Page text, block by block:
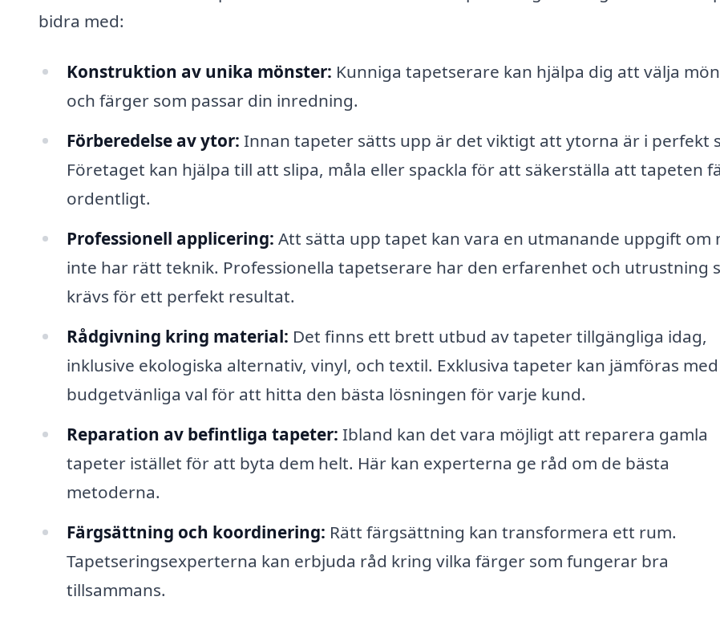
bidra med:
Konstruktion av unika mönster: Kunniga tapetserare kan hjälpa dig att välja
och färger som passar din inredning.
Förberedelse av ytor: Innan tapeter sätts upp är det viktigt att ytorna är i perfekt
Företaget kan hjälpa till att slipa, måla eller spackla för att säkerställa att tapeten
ordentligt.
Professionell applicering: Att sätta upp tapet kan vara en utmanande uppgift om
inte har rätt teknik. Professionella tapetserare har den erfarenhet och utrustning
krävs för ett perfekt resultat.
Rådgivning kring material: Det finns ett brett utbud av tapeter tillgängliga idag,
inklusive ekologiska alternativ, vinyl, och textil. Exklusiva tapeter kan jämföras
budgetvänliga val för att hitta den bästa lösningen för varje kund.
Reparation av befintliga tapeter: Ibland kan det vara möjligt att reparera gamla
tapeter istället för att byta dem helt. Här kan experterna ge råd om de bästa
metoderna.
Färgsättning och koordinering: Rätt färgsättning kan transformera ett rum.
Tapetseringsexperterna kan erbjuda råd kring vilka färger som fungerar bra
tillsammans.